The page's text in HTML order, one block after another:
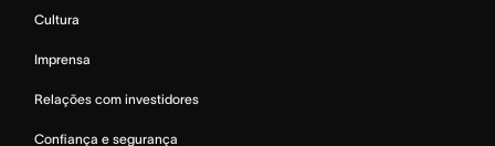
Cultura
Imprensa
Relações com investidores
Confiança e segurança